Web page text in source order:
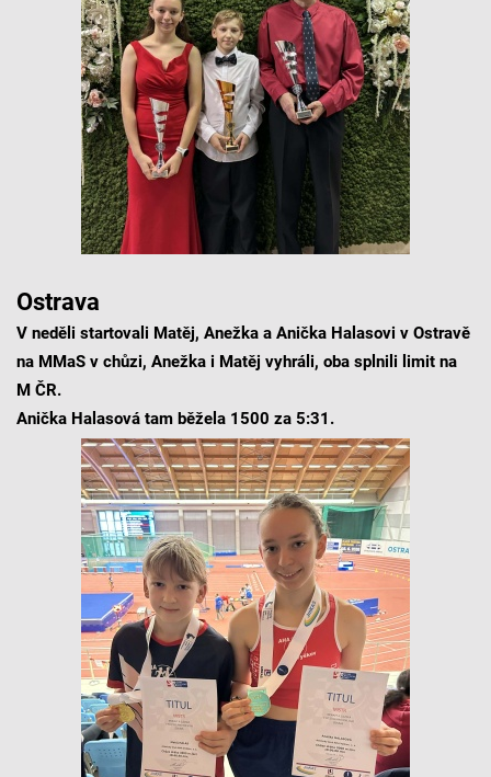
Ostrava
V neděli startovali Matěj, Anežka a Anička Halasovi v Ostravě
na MMaS v chůzi, Anežka i Matěj vyhráli, oba splnili limit na
M ČR.
Anička Halasová tam běžela 1500 za 5:31.